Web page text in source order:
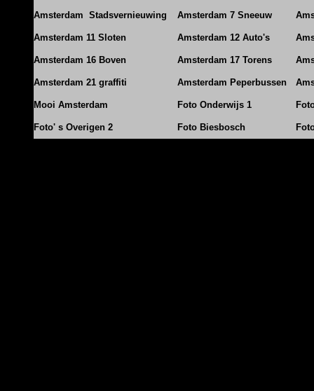
Amsterdam Stadsvernieuwing Amsterdam 7 Sneeuw
Amsterdam 11 Sloten Amsterdam 12 Auto's
Amsterdam 16 Boven Amsterdam 17 Torens
Amsterdam 21 graffiti Amsterdam Peperbussen
Mooi Amsterdam Foto Onderwijs 1
Foto' s Overigen 2 Foto Biesbosch